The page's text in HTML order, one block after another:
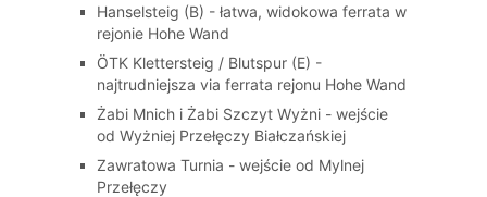
Hanselsteig (B) - łatwa, widokowa ferrata w
rejonie Hohe Wand
ÖTK Klettersteig / Blutspur (E) -
najtrudniejsza via ferrata rejonu Hohe Wand
Żabi Mnich i Żabi Szczyt Wyżni - wejście
od Wyżniej Przełęczy Białczańskiej
Zawratowa Turnia - wejście od Mylnej
Przełęczy